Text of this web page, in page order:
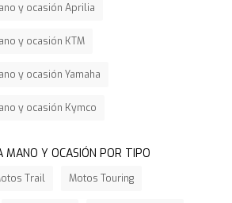
y ocasión Aprilia
y ocasión KTM
y ocasión Yamaha
y ocasión Kymco
MANO Y OCASIÓN POR TIPO
Trail Motos Touring